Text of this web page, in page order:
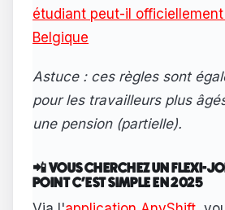
étudiant peut-il
Belgique
Astuce : ces règles sont
pour les travailleurs plus
une pension (partielle).
📲 VOUS CHERCHEZ UN FLEXI-
POINT C'EST SIMPLE EN 2025